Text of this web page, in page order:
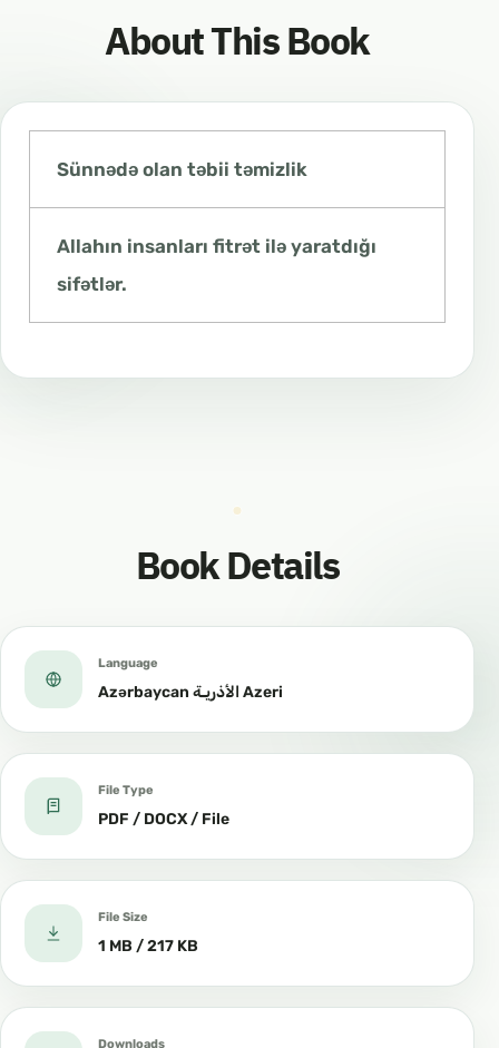
About This Book
Sünnədə olan təbii təmizlik
Allahın insanları fitrət ilə yaratdığı
sifətlər.
Book Details
Language
Azərbaycan الأذريـة Azeri
File Type
PDF / DOCX / File
File Size
1 MB / 217 KB
Downloads